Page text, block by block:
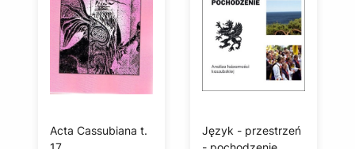
Acta Cassubiana t.
Język - przestrzeń